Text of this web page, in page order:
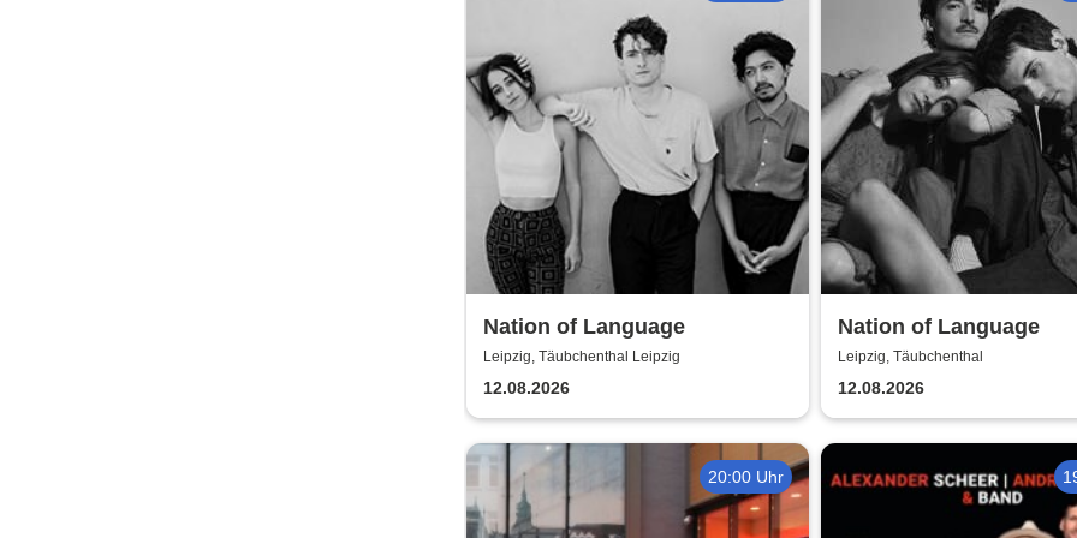
Nation of Language
Leipzig, Täubchenthal Leipzig
12.08.2026
Nation of Language
Leipzig, Täubchenthal
12.08.2026
20:00 Uhr